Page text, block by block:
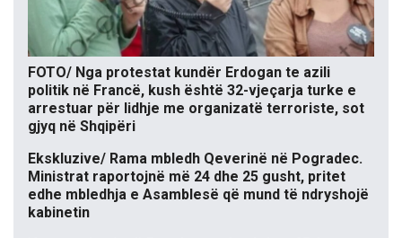
FOTO/ Nga protestat kundër Erdogan te azili
politik në Francë, kush është 32-vjeçarja turke e
arrestuar për lidhje me organizatë terroriste, sot
gjyq në Shqipëri
Ekskluzive/ Rama mbledh Qeverinë në Pogradec.
Ministrat raportojnë më 24 dhe 25 gusht, pritet
edhe mbledhja e Asamblesë që mund të ndryshojë
kabinetin